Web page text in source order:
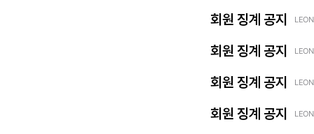
회원 징계 공지
회원 징계 공지
회원 징계 공지
회원 징계 공지